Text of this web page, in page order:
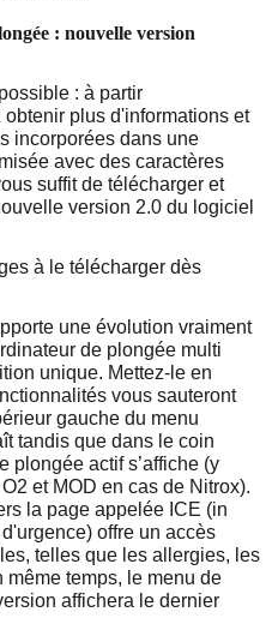
: nouvelle version
: à partir
obtenir plus d'informations et
incorporées dans une
avec des caractères
suffit de télécharger et
version 2.0 du logiciel
à le télécharger dès
une évolution vraiment
de plongée multi
unique. Mettez-le en
vous sauteront
gauche du menu
tandis que dans le coin
plongée actif s’affiche (y
et MOD en cas de Nitrox).
la page appelée ICE (in
offre un accès
telles que les allergies, les
même temps, le menu de
affichera le dernier